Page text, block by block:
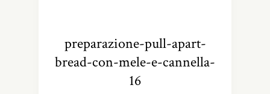
preparazione-pull-apart-
bread-con-mele-e-cannella-
16